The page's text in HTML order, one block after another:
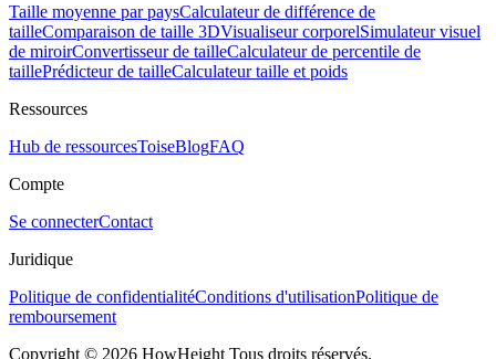
Taille moyenne par paysCalculateur de différence de
tailleComparaison de taille 3DVisualiseur corporelSimulateur visuel
de miroirConvertisseur de tailleCalculateur de percentile de
taillePrédicteur de tailleCalculateur taille et poids
Ressources
Hub de ressourcesToiseBlogFAQ
Compte
Se connecterContact
Juridique
Politique de confidentialitéConditions d'utilisationPolitique de
remboursement
Copyright © 2026 HowHeight Tous droits réservés.